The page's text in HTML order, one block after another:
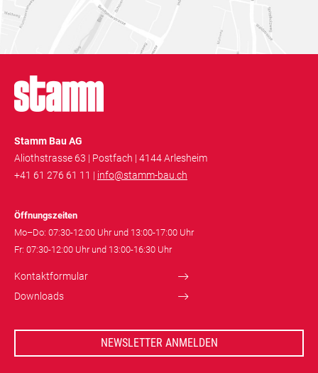
Stamm Bau AG
Aliothstrasse 63 | Postfach | 4144 Arlesheim
+41 61 276 61 11 | info@stamm-bau.ch
Öffnungszeiten
Mo–Do: 07:30-12:00 Uhr und 13:00-17:00 Uhr
Fr: 07:30-12:00 Uhr und 13:00-16:30 Uhr
Kontaktformular
Downloads
NEWSLETTER ANMELDEN